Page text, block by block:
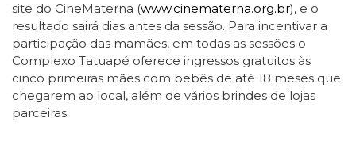
site do CineMaterna (www.cinematerna.org.br), e o
resultado sairá dias antes da sessão. Para incentivar a
participação das mamães, em todas as sessões o
Complexo Tatuapé oferece ingressos gratuitos às
cinco primeiras mães com bebês de até 18 meses que
chegarem ao local, além de vários brindes de lojas
parceiras.